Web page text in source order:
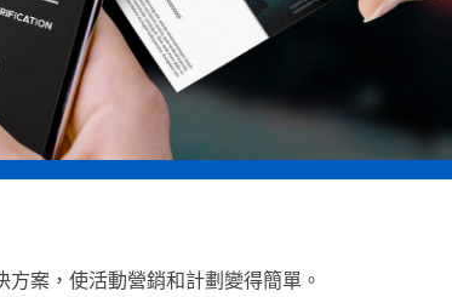
案，使活動營銷和計劃變得簡單。